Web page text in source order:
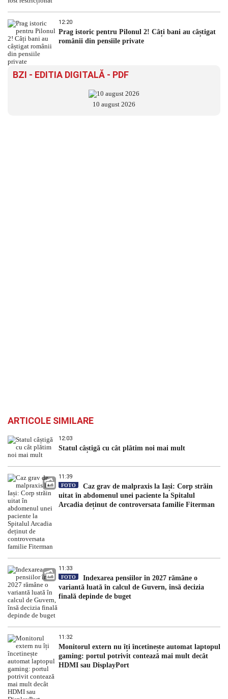
12:20
Prag istoric pentru Pilonul 2! Câți bani au câștigat
românii din pensiile private
BZI - EDITIA DIGITALĂ - PDF
10 august 2026
ARTICOLE SIMILARE
12:03
Statul câștigă cu cât plătim noi mai mult
11:39
FOTO
Caz grav de malpraxis la Iași: Corp străin
uitat în abdomenul unei paciente la Spitalul
Arcadia deținut de controversata familie Fiterman
11:33
FOTO
Indexarea pensiilor în 2027 rămâne o
variantă luată în calcul de Guvern, însă decizia
finală depinde de buget
11:32
Monitorul extern nu îți încetinește automat laptopul
gaming: portul potrivit contează mai mult decât
HDMI sau DisplayPort